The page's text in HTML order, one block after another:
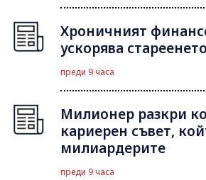
Хроничният
ускорява
преди 9 часа
Милионер разкри
кариерен съвет,
милиардерите
преди 9 часа